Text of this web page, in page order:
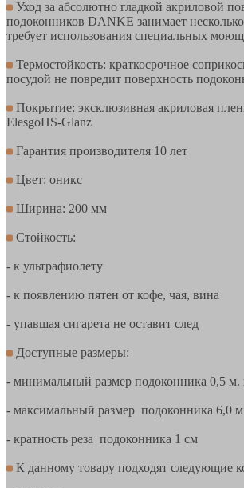
Уход за абсолютно гладкой акриловой
подоконников DANKE занимает
требует использования специальных
Термостойкость: краткосрочное
посудой не повредит поверхность
Покрытие: эксклюзивная акриловая
ElesgoHS-Glanz
Гарантия производителя 10 лет
Цвет: оникс
Ширина: 200 мм
Стойкость:
- к ультрафиолету
- к появлению пятен от кофе, чая, вина
- упавшая сигарета не оставит след
Доступные размеры:
- минимальный размер подоконника 0,5 м.
- максимальный размер подоконника 6,0
- кратность реза подоконника 1 см
К данному товару подходят следующие